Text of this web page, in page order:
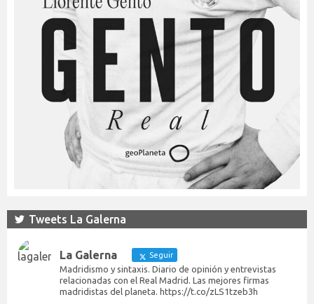
Tweets La Galerna
La Galerna Seguir
Madridismo y sintaxis. Diario de opinión y entrevistas
relacionadas con el Real Madrid. Las mejores firmas
madridistas del planeta. https://t.co/zLS1tzeb3h